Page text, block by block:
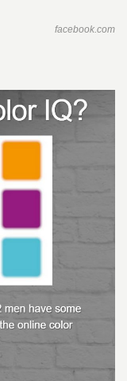
facebook.com